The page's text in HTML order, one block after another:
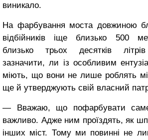
виникало.
На фарбування моста довжиною
відбійників іще близько 500
близько трьох десятків
зазначити, ли із особливим
міють, що вони не лише роблять
ще й утверджують свій власний
— Вважаю, що пофарбувати
важливо. Адже ним проїздять, як
інших міст. Тому ми повинні не